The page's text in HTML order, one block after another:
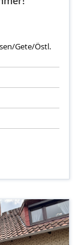
Gete/Östl.